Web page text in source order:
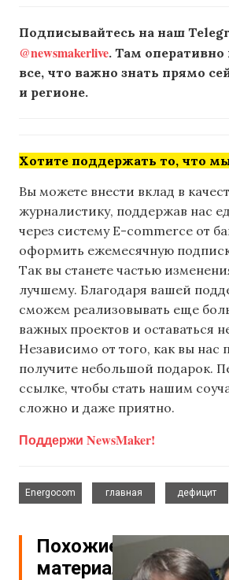
Подписывайтесь на наш
@newsmakerlive. Там оперативно
все, что важно знать прямо
и регионе.
Хотите поддержать то, что
Вы можете внести вклад в
журналистику, поддержав нас
через систему E-commerce от
оформить ежемесячную
Так вы станете частью
лучшему. Благодаря вашей
сможем реализовывать еще
важных проектов и оставаться
Независимо от того, как вы нас
получите небольшой подарок.
ссылке, чтобы стать нашим
сложно и даже приятно.
Поддержи NewsMaker!
Energocom
главная
дефицит
Похожие
материалы